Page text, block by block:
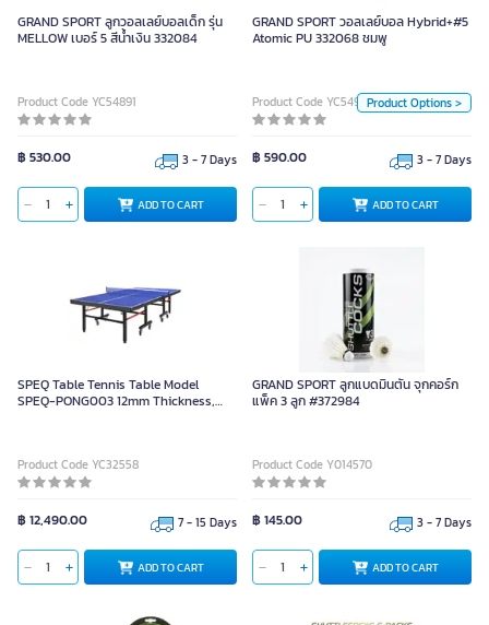
GRAND SPORT ลูกวอลเลย์บอลเด็ก รุ่น
MELLOW เบอร์ 5 สีน้ำเงิน 332084
Product Code YC54891
฿ 530.00 3 - 7 Days
ADD TO CART
GRAND SPORT วอลเลย์บอล Hybrid+#5
Atomic PU 332068 ชมพู
Product Code YC54900Product Options >
฿ 590.00 3 - 7 Days
ADD TO CART
Piece
Color
ADD TO CART
SPEQ Table Tennis Table Model
SPEQ-PONG003 12mm Thickness,
Product Code YC32558
฿ 12,490.00 7 - 15 Days
ADD TO CART
GRAND SPORT ลูกแบดมินตัน จุกคอร์ก
แพ็ค 3 ลูก #372984
Product Code Y014570
฿ 145.00 3 - 7 Days
ADD TO CART